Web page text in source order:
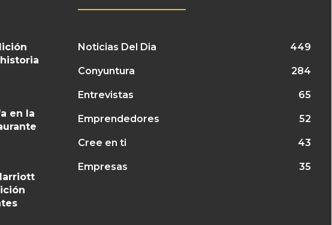
en la
Noticias Del Dia 449
Conyuntura 284
Entrevistas 65
Emprendedores 52
Cree en ti 43
Empresas 35